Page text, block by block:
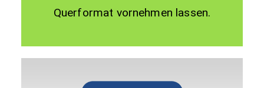
Querformat vornehmen lassen.